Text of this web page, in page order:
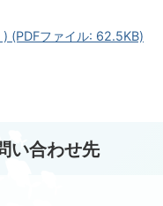
(PDFファイル: 62.5KB)
い合わせ先